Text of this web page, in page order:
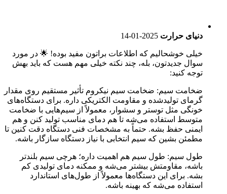
دنیای حرارت 2025-01-14
خیلی خوشحالیم که اطلاعات براتون مفید بوده! 🌟 در مورد
سوال جدیدتون، بله، چند نکته خیلی مهم هست که باید بهش
توجه کنید:
ضخامت سیم: ضخامت سیم نیکروم تأثیر مستقیم روی مقدار
گرمای تولیدشده و مقاومت الکتریکی داره. برای دستگاه‌های
خونگی مثل توستر و سشوار، معمولاً از سیم‌هایی با ضخامت
متوسط استفاده می‌شه تا هم دمای مناسب تولید کنن و هم
ایمنی حفظ بشه. حتماً به مشخصات فنی دستگاه دقت کنین تا
مطمئن بشین که سیم انتخابی با نیاز دستگاه سازگار باشه.
طول سیم: طول سیم هم اهمیت داره؛ هرچی سیم بلندتر
باشه، مقاومتش بیشتر می‌شه و ممکنه دمای تولیدی کم
بشه. برای این دستگاه‌ها معمولاً از طول‌های استاندارد
استفاده می‌شه که بهینه باشه.